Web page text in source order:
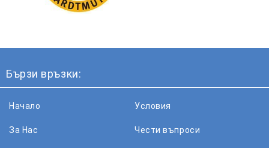
Бързи връзки:
Начало
За Нас
Условия
Чести въпроси